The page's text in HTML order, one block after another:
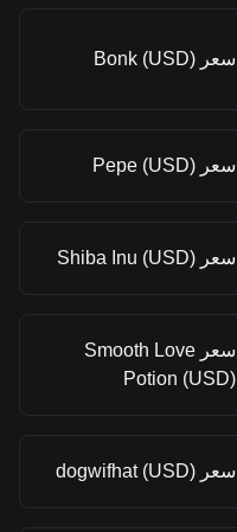
سعر Bonk (USD)
سعر Pepe (USD)
سعر Shiba Inu (USD)
سعر Smooth Love
Potion (USD)
سعر dogwifhat (USD)